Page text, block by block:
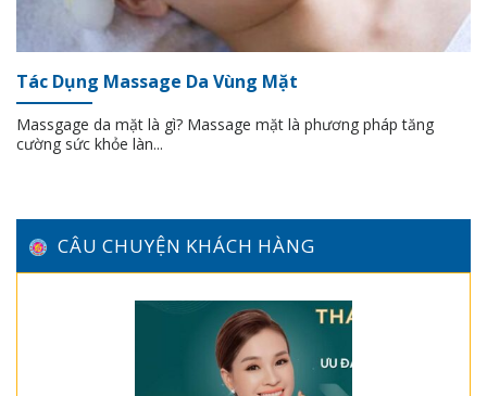
Tác Dụng Massage Da Vùng Mặt
Massgage da mặt là gì? Massage mặt là phương pháp tăng
cường sức khỏe làn...
CÂU CHUYỆN KHÁCH HÀNG